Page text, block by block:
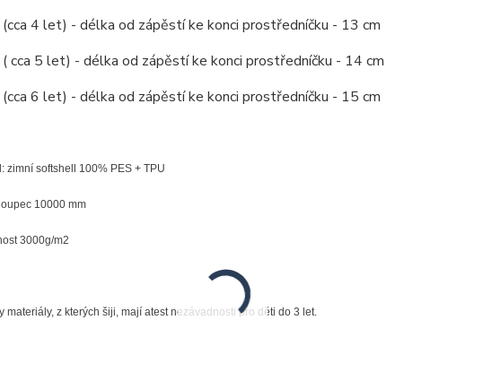
4 let) - délka od zápěstí ke konci prostředníčku - 13 cm
cca 5 let) - délka od zápěstí ke konci prostředníčku - 14 cm
6 let) - délka od zápěstí ke konci prostředníčku - 15 cm
zimní softshell 100% PES + TPU
10000 mm
3000g/m2
materiály, z kterých šiji, mají atest nezávadnosti pro děti do 3 let.